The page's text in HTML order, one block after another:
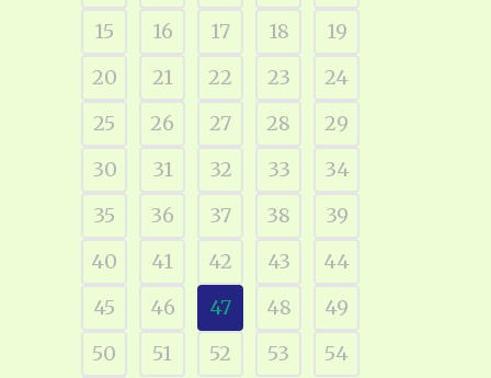
15
16 17 18
19
20
21 22 23
24
25
26 27 28
29
30
31 32 33
34
35
36 37 38
39
40
41 42 43
44
45
46 47 48
49
50
51 52 53 54